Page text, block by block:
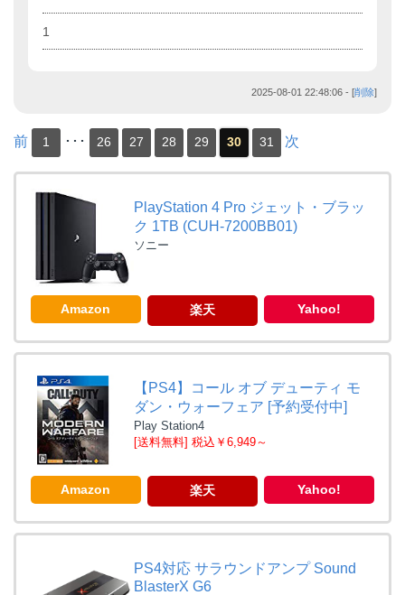
1
2025-08-01 22:48:06 - [削除]
前 1 ･･･ 26 27 28 29 30 31 次
PlayStation 4 Pro ジェット・ブラッ
ク 1TB (CUH-7200BB01)
ソニー
Amazon 楽天 Yahoo!
【PS4】コール オブ デューティ モ
ダン・ウォーフェア [予約受付中]
Play Station4
[送料無料] 税込￥6,949～
Amazon 楽天 Yahoo!
PS4対応 サラウンドアンプ Sound
BlasterX G6